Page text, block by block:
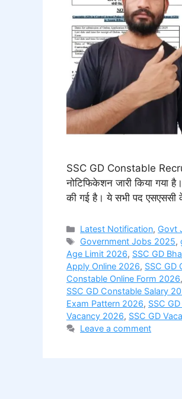
SSC GD Constable
नोटिफिकेशन जारी किया गया
की गई है। ये सभी पद एसएससी
Categories
Latest Notification, Govt
Tags
Government Jobs 2025,
Age Limit 2026, SSC GD
Apply Online 2026, SSC GD
Constable Online Form 2026,
SSC GD Constable Salary
Exam Pattern 2026, SSC
Vacancy 2026, SSC GD
Leave a comment